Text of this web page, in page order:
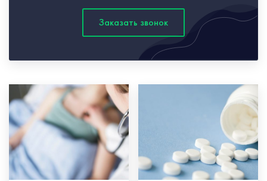
Заказать звонок